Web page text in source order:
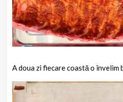
A doua zi fiecare coastă o